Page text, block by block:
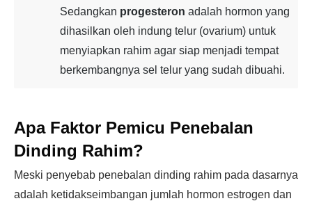
Sedangkan progesteron adalah hormon yang
dihasilkan oleh indung telur (ovarium) untuk
menyiapkan rahim agar siap menjadi tempat
berkembangnya sel telur yang sudah dibuahi.
Apa Faktor Pemicu Penebalan
Dinding Rahim?
Meski penyebab penebalan dinding rahim pada dasarnya
adalah ketidakseimbangan jumlah hormon estrogen dan